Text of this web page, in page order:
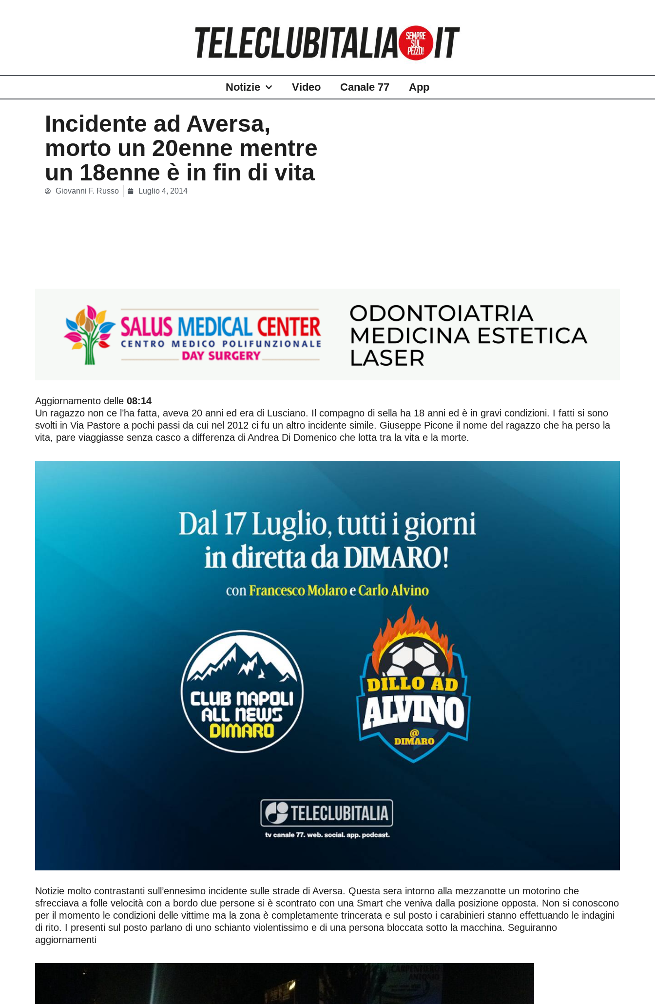
Notizie Video Canale 77 App
Incidente ad Aversa,
morto un 20enne mentre
un 18enne è in fin di vita
Giovanni F. Russo Luglio 4, 2014
Aggiornamento delle 08:14
Un ragazzo non ce l’ha fatta, aveva 20 anni ed era di Lusciano. Il compagno di sella ha 18 anni ed è in gravi condizioni. I fatti si sono
svolti in Via Pastore a pochi passi da cui nel 2012 ci fu un altro incidente simile. Giuseppe Picone il nome del ragazzo che ha perso la
vita, pare viaggiasse senza casco a differenza di Andrea Di Domenico che lotta tra la vita e la morte.
Notizie molto contrastanti sull’ennesimo incidente sulle strade di Aversa. Questa sera intorno alla mezzanotte un motorino che
sfrecciava a folle velocità con a bordo due persone si è scontrato con una Smart che veniva dalla posizione opposta. Non si conoscono
per il momento le condizioni delle vittime ma la zona è completamente trincerata e sul posto i carabinieri stanno effettuando le indagini
di rito. I presenti sul posto parlano di uno schianto violentissimo e di una persona bloccata sotto la macchina. Seguiranno
aggiornamenti